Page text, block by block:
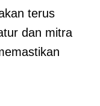
terus
dan mitra